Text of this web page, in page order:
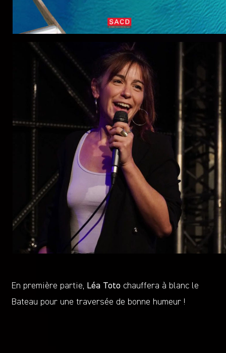
En première partie, Léa Toto chauffera à blanc le
Bateau pour une traversée de bonne humeur !